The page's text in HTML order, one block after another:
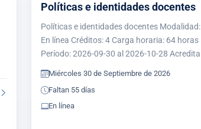
Políticas e identidades docentes
Políticas e identidades docentes Modalidad:
En línea Créditos: 4 Carga horaria: 64 horas
Período: 2026-09-30 al 2026-10-28 Acredita
maestría: Sí Acredita doctorado: No
Presentación El seminario Políticas e
Identidades Docentes…
Miércoles 30 de Septiembre de 2026
Faltan 55 días
En línea